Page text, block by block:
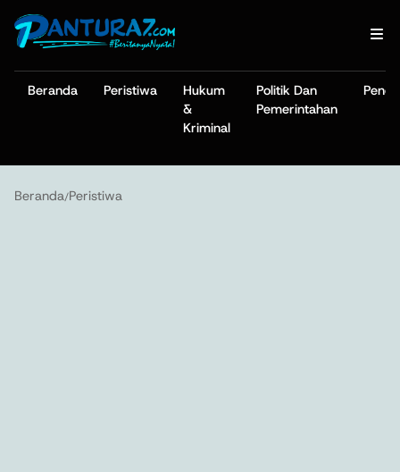
Beranda Peristiwa
Hukum
&
Kriminal
Politik Dan
Pemerintahan
Beranda/Peristiwa